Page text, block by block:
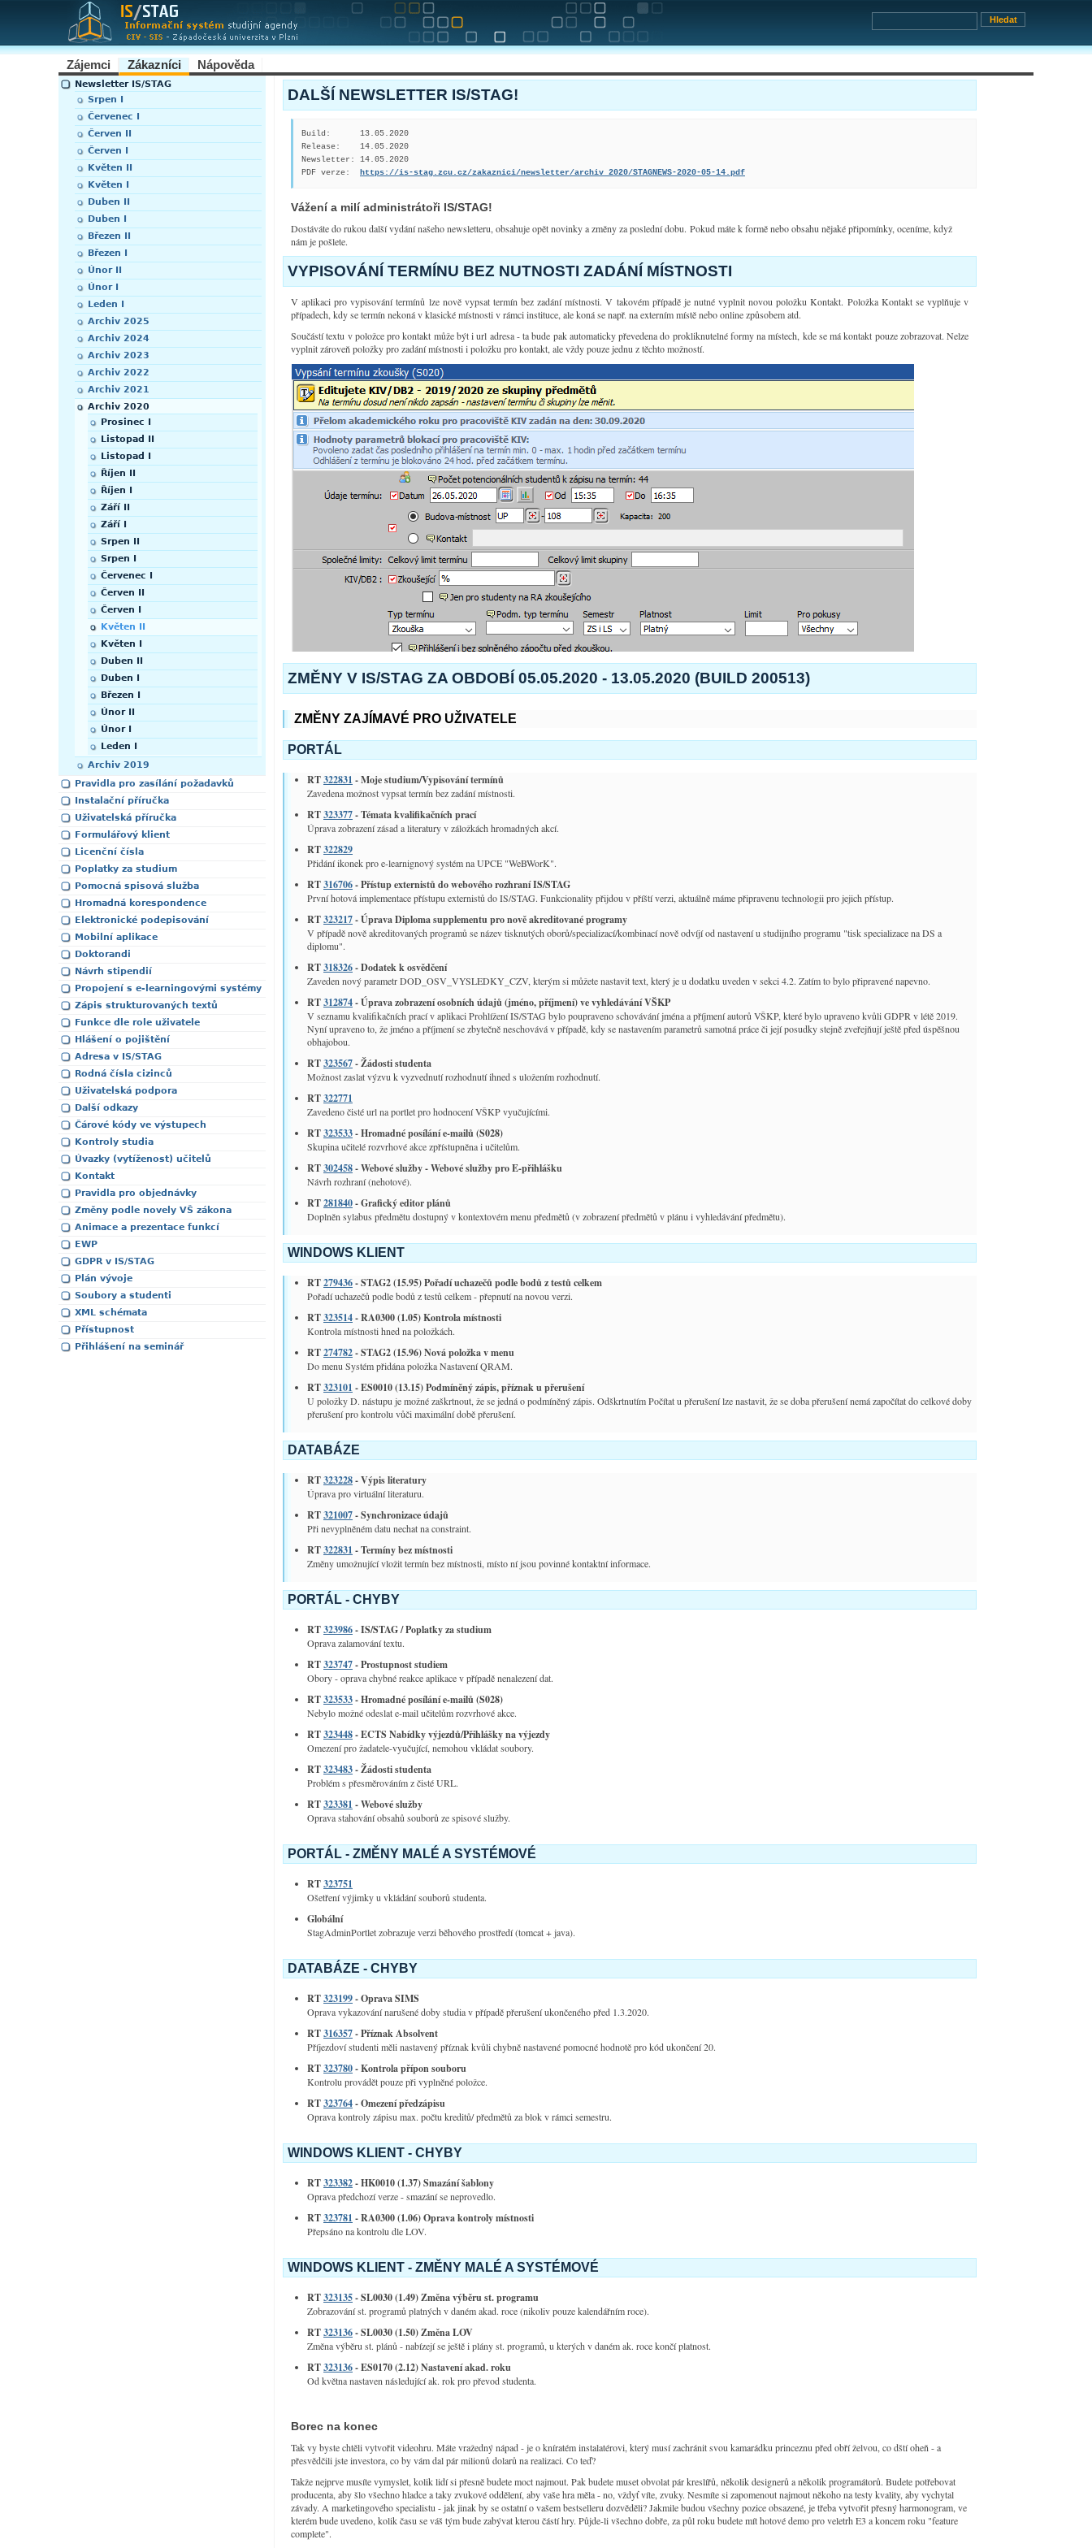
Zájemci Zákazníci Nápověda
Newsletter IS/STAG
Srpen I
Červenec I
Červen II
Červen I
Květen II
Květen I
Duben II
Duben I
Březen II
Březen I
Únor II
Únor I
Leden I
Archiv 2025
Archiv 2024
Archiv 2023
Archiv 2022
Archiv 2021
Archiv 2020
Prosinec I
Listopad II
Listopad I
Říjen II
Říjen I
Září II
Září I
Srpen II
Srpen I
Červenec I
Červen II
Červen I
Květen II
Květen I
Duben II
Duben I
Březen I
Únor II
Únor I
Leden I
Archiv 2019
Pravidla pro zasílání požadavků
Instalační příručka
Uživatelská příručka
Formulářový klient
Licenční čísla
Poplatky za studium
Pomocná spisová služba
Hromadná korespondence
Elektronické podepisování
Mobilní aplikace
Doktorandi
Návrh stipendií
Propojení s e-learningovými systémy
Zápis strukturovaných textů
Funkce dle role uživatele
Hlášení o pojištění
Adresa v IS/STAG
Rodná čísla cizinců
Uživatelská podpora
Další odkazy
Čárové kódy ve výstupech
Kontroly studia
Úvazky (vytíženost) učitelů
Kontakt
Pravidla pro objednávky
Změny podle novely VŠ zákona
Animace a prezentace funkcí
EWP
GDPR v IS/STAG
Plán vývoje
Soubory a studenti
XML schémata
Přístupnost
Přihlášení na seminář
DALŠÍ NEWSLETTER IS/STAG!
Build:      13.05.2020
Release:    14.05.2020
Newsletter: 14.05.2020
PDF verze:
https://is-stag.zcu.cz/zakaznici/newsletter/archiv_2020/STAGNEWS-2020-05-14.pdf
Vážení a milí administrátoři IS/STAG!
Dostáváte do rukou další vydání našeho newsletteru, obsahuje opět novinky a změny za poslední dobu. Pokud máte k formě nebo obsahu nějaké připomínky, oceníme, když
nám je pošlete.
VYPISOVÁNÍ TERMÍNU BEZ NUTNOSTI ZADÁNÍ MÍSTNOSTI
V aplikaci pro vypisování termínů lze nově vypsat termín bez zadání místnosti. V takovém případě je nutné vyplnit novou položku Kontakt. Položka Kontakt se vyplňuje v
případech, kdy se termín nekoná v klasické místnosti v rámci instituce, ale koná se např. na externím místě nebo online způsobem atd.
Součástí textu v položce pro kontakt může být i url adresa - ta bude pak automaticky převedena do prokliknutelné formy na místech, kde se má kontakt pouze zobrazovat. Nelze
vyplnit zároveň položky pro zadání místnosti i položku pro kontakt, ale vždy pouze jednu z těchto možností.
ZMĚNY V IS/STAG ZA OBDOBÍ 05.05.2020 - 13.05.2020 (BUILD 200513)
ZMĚNY ZAJÍMAVÉ PRO UŽIVATELE
PORTÁL
RT322831 - Moje studium/Vypisování termínů
Zavedena možnost vypsat termín bez zadání místnosti.
RT323377- Témata kvalifikačních prací
Úprava zobrazení zásad a literatury v záložkách hromadných akcí.
RT322829
Přidání ikonek pro e-learnignový systém na UPCE "WeBWorK".
RT316706- Přístup externistů do webového rozhraní IS/STAG
První hotová implementace přístupu externistů do IS/STAG. Funkcionality přijdou v příští verzi, aktuálně máme připravenu technologii pro jejich přístup.
RT323217- Úprava Diploma supplementu pro nově akreditované programy
V případě nově akreditovaných programů se název tisknutých oborů/specializací/kombinací nově odvíjí od nastavení u studijního programu "tisk specializace na DS a
diplomu".
RT318326- Dodatek k osvědčení
Zaveden nový parametr DOD_OSV_VYSLEDKY_CZV, kterým si můžete nastavit text, který je u dodatku uveden v sekci 4.2. Zatím to bylo připravené napevno.
RT312874- Úprava zobrazení osobních údajů (jméno, příjmení) ve vyhledávání VŠKP
V seznamu kvalifikačních prací v aplikaci Prohlížení IS/STAG bylo poupraveno schovávání jména a příjmení autorů VŠKP, které bylo upraveno kvůli GDPR v létě 2019.
Nyní upraveno to, že jméno a příjmení se zbytečně neschovává v případě, kdy se nastavením parametrů samotná práce či její posudky stejně zveřejňují ještě před úspěšnou
obhajobou.
RT323567- Žádosti studenta
Možnost zaslat výzvu k vyzvednutí rozhodnutí ihned s uložením rozhodnutí.
RT322771
Zavedeno čisté url na portlet pro hodnocení VŠKP vyučujícími.
RT323533- Hromadné posílání e-mailů (S028)
Skupina učitelé rozvrhové akce zpřístupněna i učitelům.
RT302458- Webové služby - Webové služby pro E-přihlášku
Návrh rozhraní (nehotové).
RT281840- Grafický editor plánů
Doplněn sylabus předmětu dostupný v kontextovém menu předmětů (v zobrazení předmětů v plánu i vyhledávání předmětu).
WINDOWS KLIENT
RT279436- STAG2 (15.95) Pořadí uchazečů podle bodů z testů celkem
Pořadí uchazečů podle bodů z testů celkem - přepnutí na novou verzi.
RT323514- RA0300 (1.05) Kontrola místnosti
Kontrola místnosti hned na položkách.
RT274782- STAG2 (15.96) Nová položka v menu
Do menu Systém přidána položka Nastavení QRAM.
RT323101 - ES0010 (13.15) Podmíněný zápis, příznak u přerušení
U položky D. nástupu je možné zaškrtnout, že se jedná o podmíněný zápis. Odškrtnutím Počítat u přerušení lze nastavit, že se doba přerušení nemá započítat do celkové doby
přerušení pro kontrolu vůči maximální době přerušení.
DATABÁZE
RT323228- Výpis literatury
Úprava pro virtuální literaturu.
RT321007- Synchronizace údajů
Při nevyplněném datu nechat na constraint.
RT322831 - Termíny bez místnosti
Změny umožnující vložit termín bez místnosti, místo ní jsou povinné kontaktní informace.
PORTÁL - CHYBY
RT323986- IS/STAG / Poplatky za studium
Oprava zalamování textu.
RT323747- Prostupnost studiem
Obory - oprava chybné reakce aplikace v případě nenalezení dat.
RT323533- Hromadné posílání e-mailů (S028)
Nebylo možné odeslat e-mail učitelům rozvrhové akce.
RT323448- ECTS Nabídky výjezdů/Přihlášky na výjezdy
Omezení pro žadatele-vyučující, nemohou vkládat soubory.
RT323483- Žádosti studenta
Problém s přesměrováním z čisté URL.
RT323381 - Webové služby
Oprava stahování obsahů souborů ze spisové služby.
PORTÁL - ZMĚNY MALÉ A SYSTÉMOVÉ
RT323751
Ošetření výjimky u vkládání souborů studenta.
Globální­
StagAdminPortlet zobrazuje verzi běhového prostředí (tomcat + java).
DATABÁZE - CHYBY
RT323199- Oprava SIMS
Oprava vykazování narušené doby studia v případě přerušení ukončeného před 1.3.2020.
RT316357- Příznak Absolvent
Příjezdoví studenti měli nastavený příznak kvůli chybně nastavené pomocné hodnotě pro kód ukončení 20.
RT323780- Kontrola přípon souboru
Kontrolu provádět pouze při vyplněné položce.
RT323764- Omezení předzápisu
Oprava kontroly zápisu max. počtu kreditů/ předmětů za blok v rámci semestru.
WINDOWS KLIENT - CHYBY
RT323382- HK0010 (1.37) Smazání šablony
Oprava předchozí verze - smazání se neprovedlo.
RT323781 - RA0300 (1.06) Oprava kontroly místnosti
Přepsáno na kontrolu dle LOV.
WINDOWS KLIENT - ZMĚNY MALÉ A SYSTÉMOVÉ
RT323135- SL0030 (1.49) Změna výběru st. programu
Zobrazování st. programů platných v daném akad. roce (nikoliv pouze kalendářním roce).
RT323136- SL0030 (1.50) Změna LOV
Změna výběru st. plánů - nabízejí se ještě i plány st. programů, u kterých v daném ak. roce končí platnost.
RT323136- ES0170 (2.12) Nastavení akad. roku
Od května nastaven následující ak. rok pro převod studenta.
Borec na konec
Tak vy byste chtěli vytvořit videohru. Máte vražedný nápad - je o kníratém instalatérovi, který musí zachránit svou kamarádku princeznu před obří želvou, co dští oheň - a
přesvědčili jste investora, co by vám dal pár milionů dolarů na realizaci. Co teď?
Takže nejprve musíte vymyslet, kolik lidí si přesně budete moct najmout. Pak budete muset obvolat pár kreslířů, několik designerů a několik programátorů. Budete potřebovat
producenta, aby šlo všechno hladce a taky zvukové oddělení, aby vaše hra měla - no, vždyť víte, zvuky. Nesmíte si zapomenout najmout někoho na testy kvality, aby vychytal
závady. A marketingového specialistu - jak jinak by se ostatní o vašem bestselleru dozvěděli? Jakmile budou všechny pozice obsazené, je třeba vytvořit přesný harmonogram, ve
kterém bude uvedeno, kolik času se váš tým bude zabývat kterou částí hry. Půjde-li všechno dobře, za půl roku budete mít hotové demo pro veletrh E3 a koncem roku "feature
complete".